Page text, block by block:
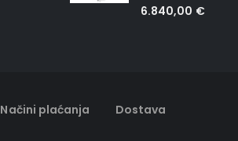
6.840,00 €
Načini plaćanja Dostava